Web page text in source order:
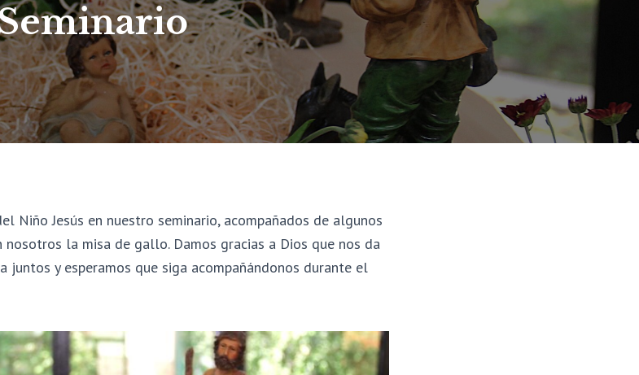
Niño Jesús en nuestro seminario, acompañados de algunos
nosotros la misa de gallo. Damos gracias a Dios que nos da
y esperamos que siga acompañándonos durante el